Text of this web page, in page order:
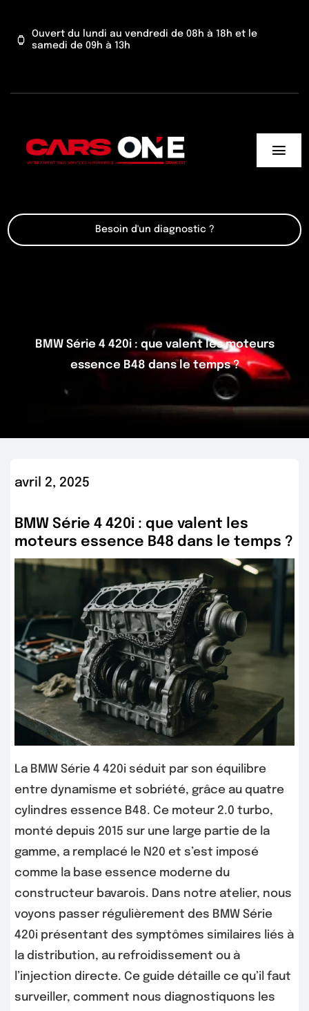
contenu
Ouvert du lundi au vendredi de 08h à 18h et le
samedi de 09h à 13h
Besoin d'un diagnostic ?
BMW Série 4 420i : que valent les moteurs
essence B48 dans le temps ?
avril 2, 2025
BMW Série 4 420i : que valent les
moteurs essence B48 dans le temps ?
La BMW Série 4 420i séduit par son équilibre
entre dynamisme et sobriété, grâce au quatre
cylindres essence B48. Ce moteur 2.0 turbo,
monté depuis 2015 sur une large partie de la
gamme, a remplacé le N20 et s’est imposé
comme la base essence moderne du
constructeur bavarois. Dans notre atelier, nous
voyons passer régulièrement des BMW Série
420i présentant des symptômes similaires liés à
la distribution, au refroidissement ou à
l’injection directe. Ce guide détaille ce qu’il faut
surveiller, comment nous diagnostiquons les